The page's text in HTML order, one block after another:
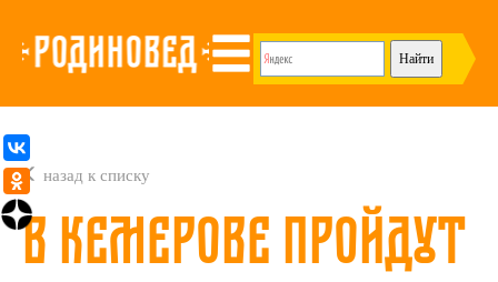
назад к списку
В Кемерове пройдут